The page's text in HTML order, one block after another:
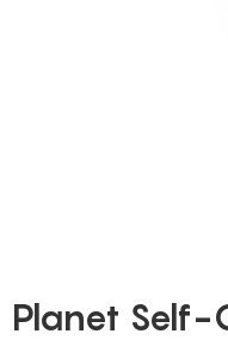
Planet Self-